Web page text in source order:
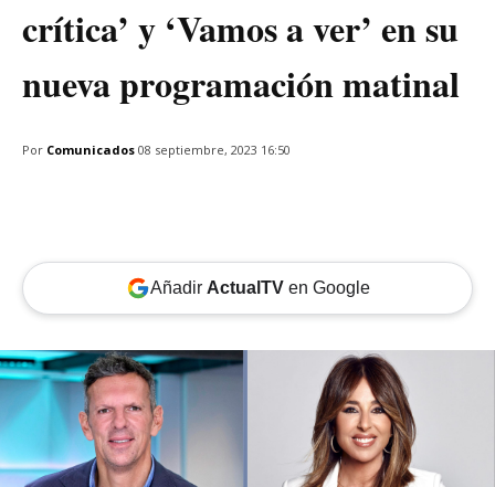
crítica’ y ‘Vamos a ver’ en su
nueva programación matinal
Por Comunicados 08 septiembre, 2023 16:50
Añadir ActualTVen Google